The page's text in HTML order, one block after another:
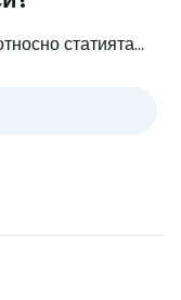
статията...